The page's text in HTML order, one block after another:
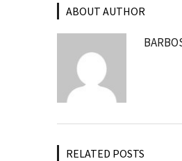
ABOUT AUTHOR
RELATED POSTS